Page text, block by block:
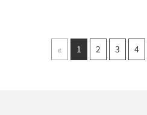
« 1 2 3 4